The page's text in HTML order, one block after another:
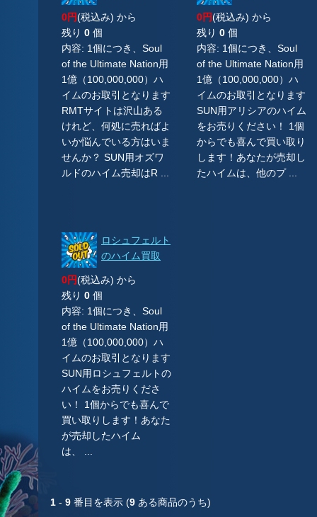
0円(税込み) から
残り 0 個
内容: 1個につき、Soul
of the Ultimate Nation用
1億（100,000,000）ハ
イムのお取引となります
RMTサイトは沢山ある
けれど、何処に売ればよ
いか悩んでいる方はいま
せんか？ SUN用オズワ
ルドのハイム売却はR ...
0円(税込み) から
残り 0 個
内容: 1個につき、Soul
of the Ultimate Nation用
1億（100,000,000）ハ
イムのお取引となります
SUN用アリシアのハイム
をお売りください！ 1個
からでも喜んで買い取り
します！あなたが売却し
たハイムは、他のプ ...
ロシュフェルト
のハイム買取
0円(税込み) から
残り 0 個
内容: 1個につき、Soul
of the Ultimate Nation用
1億（100,000,000）ハ
イムのお取引となります
SUN用ロシュフェルトの
ハイムをお売りくださ
い！ 1個からでも喜んで
買い取りします！あなた
が売却したハイム
は、 ...
1 - 9 番目を表示 (9 ある商品のうち)